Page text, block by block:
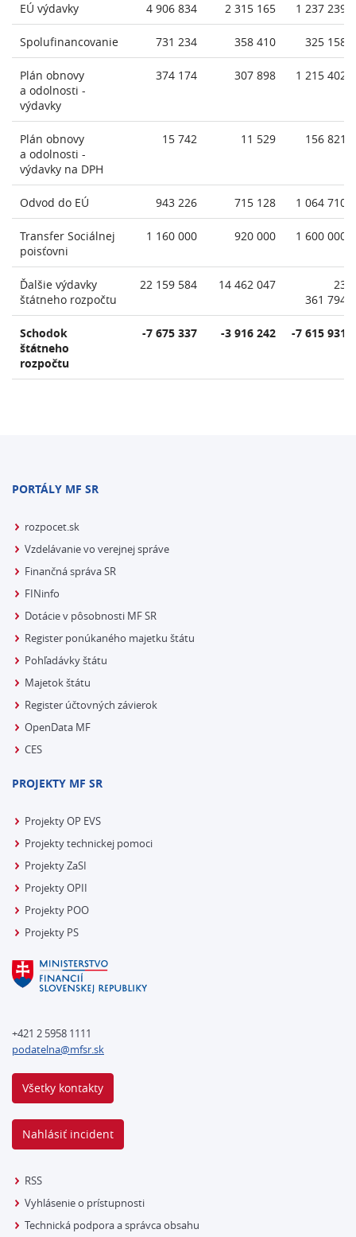
EÚ výdavky 4 906 834 2 315 165 1 237 239
Spolufinancovanie 731 234 358 410 325 158
Plán obnovy
a odolnosti -
výdavky
374 174 307 898 1 215 402
Plán obnovy
a odolnosti -
výdavky na DPH
15 742 11 529 156 821
Odvod do EÚ 943 226 715 128 1 064 710
Transfer Sociálnej
poisťovni
1 160 000 920 000 1 600 000
Ďalšie výdavky
štátneho rozpočtu
22 159 584 14 462 047
23
361 794
Schodok
štátneho
rozpočtu
-7 675 337 -3 916 242 -7 615 931
PORTÁLY MF SR
rozpocet.sk
Vzdelávanie vo verejnej správe
Finančná správa SR
FINinfo
Dotácie v pôsobnosti MF SR
Register ponúkaného majetku štátu
Pohľadávky štátu
Majetok štátu
Register účtovných závierok
OpenData MF
CES
PROJEKTY MF SR
Projekty OP EVS
Projekty technickej pomoci
Projekty ZaSI
Projekty OPII
Projekty POO
Projekty PS
+421 2 5958 1111
podatelna@mfsr.sk
Všetky kontakty
Nahlásiť incident
RSS
Vyhlásenie o prístupnosti
Technická podpora a správca obsahu